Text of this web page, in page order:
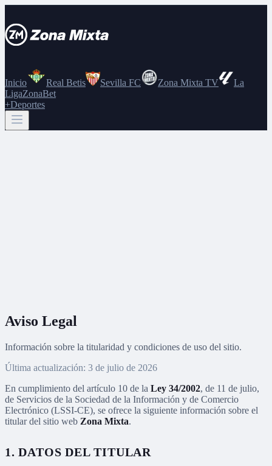
Inicio Real Betis Sevilla FC Zona Mixta TV
La
LigaZonaBet
+Deportes
Aviso Legal
Información sobre la titularidad y condiciones de uso del sitio.
Última actualización: 3 de julio de 2026
En cumplimiento del artículo 10 de la Ley 34/2002, de 11 de julio,
de Servicios de la Sociedad de la Información y de Comercio
Electrónico (LSSI-CE), se ofrece la siguiente información sobre el
titular del sitio web Zona Mixta.
1. DATOS DEL TITULAR